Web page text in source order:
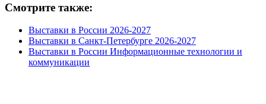
Смотрите также:
Выставки в России 2026-2027
Выставки в Санкт-Петербурге 2026-2027
Выставки в России Информационные технологии и
коммуникации